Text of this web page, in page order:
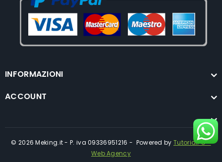
INFORMAZIONI
ACCOUNT
© 2026 Meking.it - P. iva 09336951216 - Powered by TutorialPC -
Web Agency